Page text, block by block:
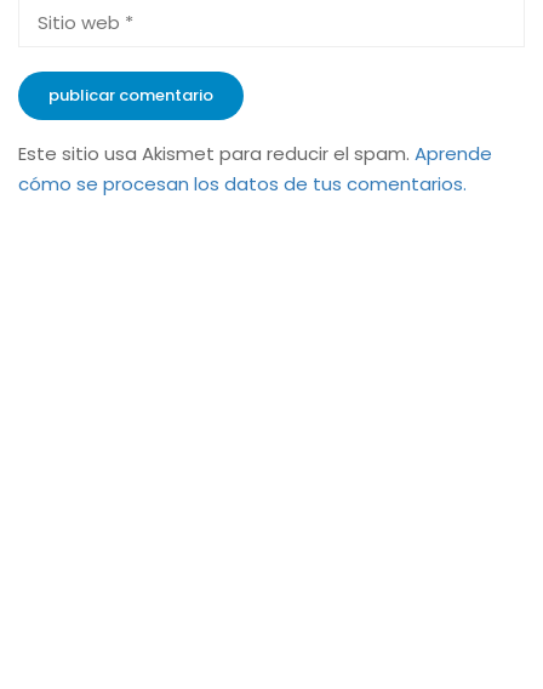
Este sitio usa Akismet para reducir el spam. Aprende
cómo se procesan los datos de tus comentarios.